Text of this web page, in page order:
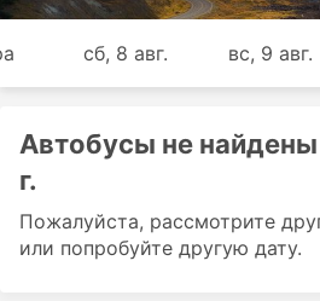
сб, 8 авг. вс, 9 авг.
Автобусы не найдены
г.
Пожалуйста, рассмотрите
или попробуйте другую дату.